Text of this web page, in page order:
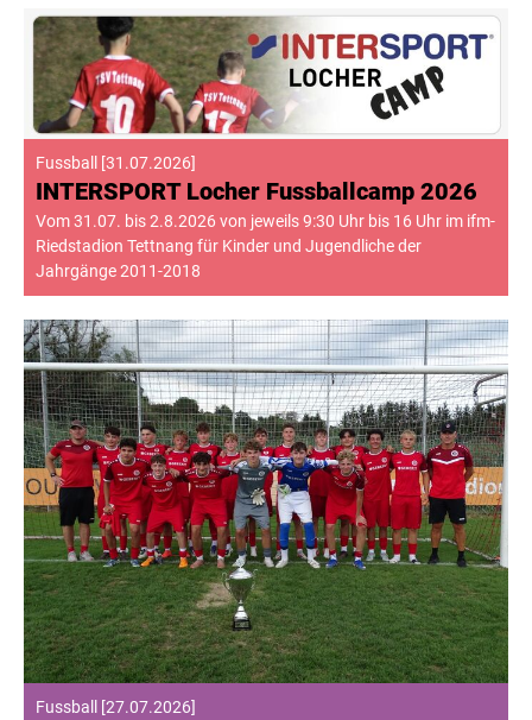
Fussball [31.07.2026]
INTERSPORT Locher Fussballcamp 2026
Vom 31.07. bis 2.8.2026 von jeweils 9:30 Uhr bis 16 Uhr im ifm-
Riedstadion Tettnang für Kinder und Jugendliche der
Jahrgänge 2011-2018
Fussball [27.07.2026]